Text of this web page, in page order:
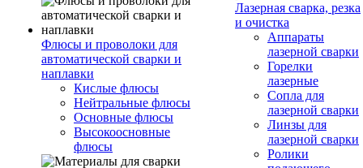
Флюсы и проволоки для
автоматической сварки и
наплавки
Кислые флюсы
Нейтральные флюсы
Основные флюсы
Высокоосновные
флюсы
Лазерная сварка, резка
и очистка
Аппараты
лазерной сварки
Горелки
лазерные
Сопла для
лазерной сварки
Линзы для
лазерной сварки
Ролики